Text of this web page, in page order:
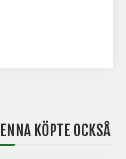
KÖPTE OCKSÅ